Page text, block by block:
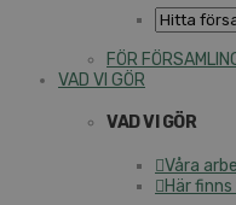
FÖR
VAD VI GÖR
VAD VI GÖR
Våra
Här finns